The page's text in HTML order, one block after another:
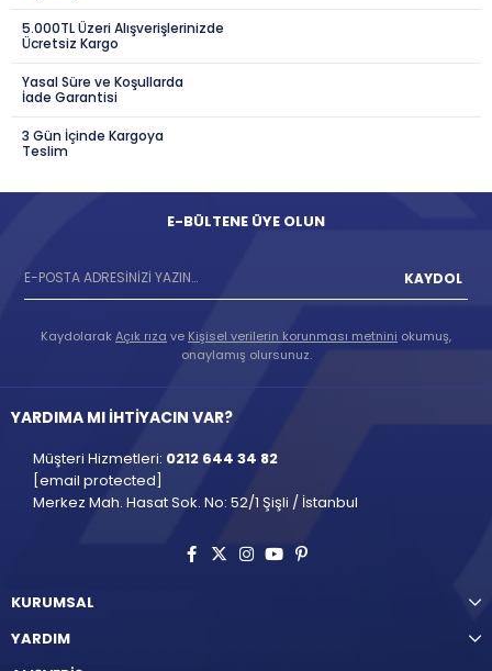
5.000TL Üzeri Alışverişlerinizde
Ücretsiz Kargo
Yasal Süre ve Koşullarda
İade Garantisi
3 Gün İçinde Kargoya
Teslim
E-BÜLTENE ÜYE OLUN
KAYDOL
KaydolarakAçık rıza ve Kişisel verilerin korunması metnini okumuş,
onaylamış olursunuz.
YARDIMA MI İHTİYACIN VAR?
Müşteri Hizmetleri: 0212 644 34 82
[email protected]
Merkez Mah. Hasat Sok. No: 52/1 Şişli / İstanbul
KURUMSAL
YARDIM